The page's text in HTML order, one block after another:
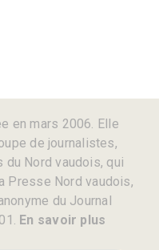
en mars 2006. Elle
de journalistes,
Nord vaudois, qui
Presse Nord vaudois,
du Journal
En savoir plus